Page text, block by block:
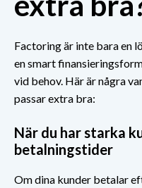
Factoring är inte bara en
en smart
vid behov. Här är några
passar extra bra:
När du har starka
betalningstider
Om dina kunder betalar